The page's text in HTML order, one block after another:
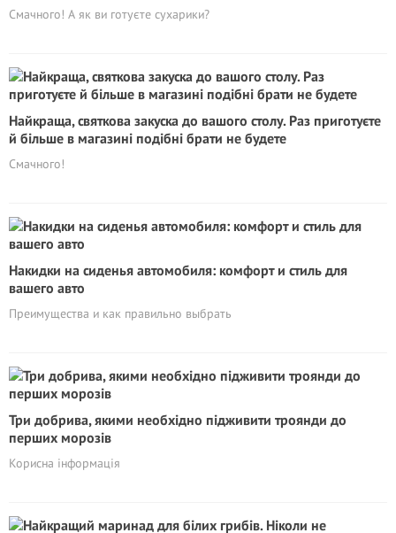
Смачного! А як ви готуєте сухарики?
Найкраща, святкова закуска до вашого столу. Раз приготуєте
й більше в магазині подібні брати не будете
Смачного!
Накидки на сиденья автомобиля: комфорт и стиль для
вашего авто
Преимущества и как правильно выбрать
Три добрива, якими необхідно підживити троянди до
перших морозів
Корисна iнформація